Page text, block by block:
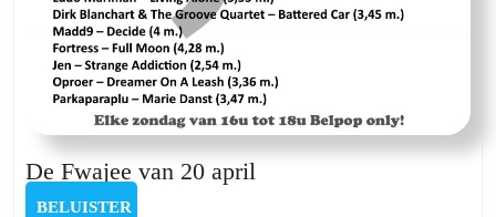
De Fwajee van 20 april
BELUISTER